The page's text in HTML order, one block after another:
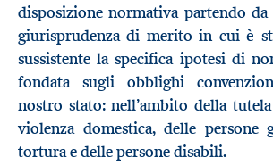
disposizione normativa partendo
giurisprudenza di merito in cui è
sussistente la specifica ipotesi di
fondata sugli obblighi
nostro stato: nell’ambito della
violenza domestica, delle persone
tortura e delle persone disabili.